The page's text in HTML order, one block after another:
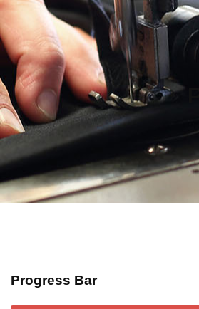
Progress Bar